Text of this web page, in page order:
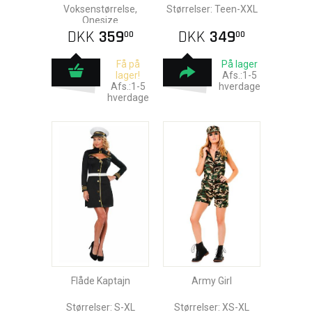
Voksenstørrelse,
Onesize
DKK 35900
Få på
lager!
Afs.:1-5
hverdage
Størrelser: Teen-XXL
DKK 34900
På lager
Afs.:1-5
hverdage
Flåde Kaptajn
Størrelser: S-XL
Army Girl
Størrelser: XS-XL